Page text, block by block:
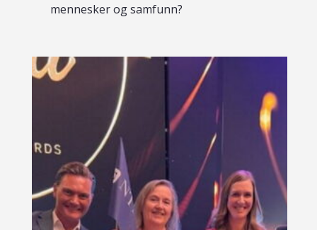
mennesker og samfunn?